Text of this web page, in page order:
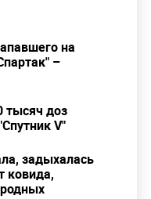
на
–
тысяч доз
V"
задыхалась
ковида,